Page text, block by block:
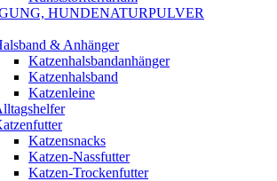
HUNDENATURPULVER
& Anhänger
Katzenhalsbandanhänger
Katzenhalsband
Katzenleine
Katzensnacks
Katzen-Nassfutter
Katzen-Trockenfutter